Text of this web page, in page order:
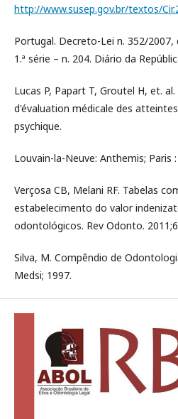
http://www.susep.gov.br/textos/
Portugal. Decreto-Lei n. 352/
1.ª série – n. 204. Diário da
Lucas P, Papart T, Groutel H, et.
d'évaluation médicale des
psychique.
Louvain-la-Neuve: Anthemis; Paris :
Verçosa CB, Melani RF. Tabelas
estabelecimento do valor
odontológicos. Rev Odonto.
Silva, M. Compêndio de
Medsi; 1997.